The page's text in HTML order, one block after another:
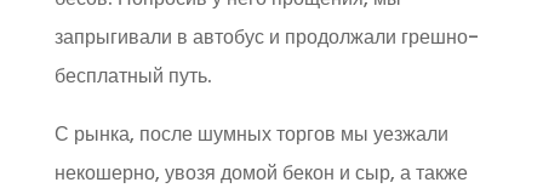
запрыгивали в автобус и продолжали грешно-
бесплатный путь.
С рынка, после шумных торгов мы уезжали
некошерно, увозя домой бекон и сыр, а также